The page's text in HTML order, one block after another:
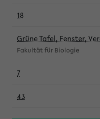
18
Grüne Tafel, Fenster,
Fakultät für Biologie
7
43